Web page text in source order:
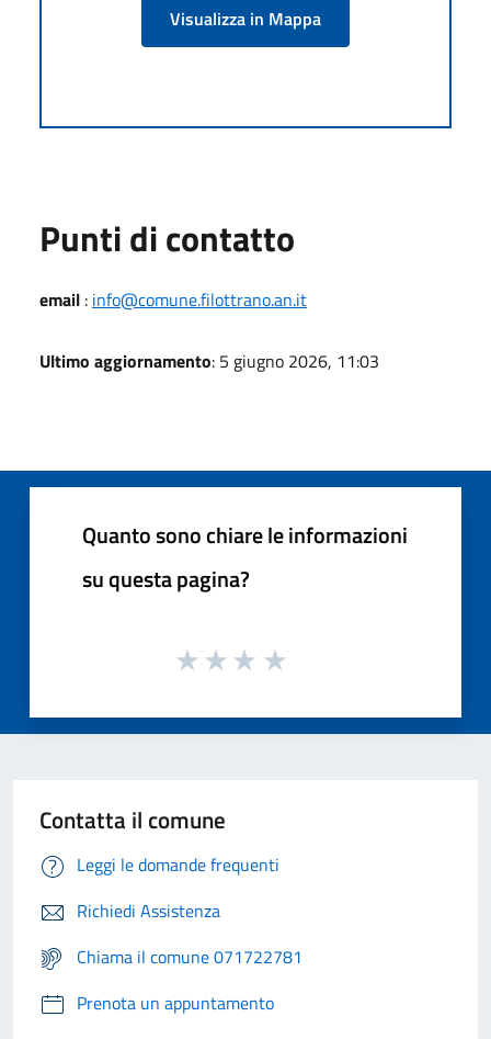
Visualizza in Mappa
Punti di contatto
email : info@comune.filottrano.an.it
Ultimo aggiornamento: 5 giugno 2026, 11:03
Quanto sono chiare le informazioni
su questa pagina?
Contatta il comune
Leggi le domande frequenti
Richiedi Assistenza
Chiama il comune 071722781
Prenota un appuntamento